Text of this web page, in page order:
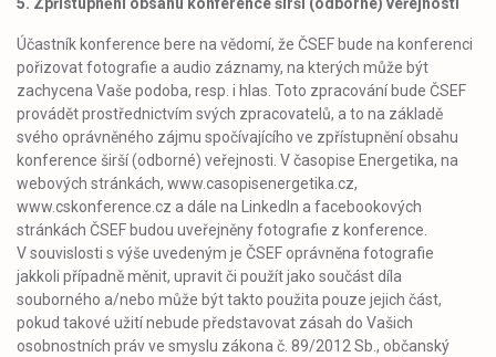
Účastník konference bere na vědomí, že ČSEF bude na konferenci
pořizovat fotografie a audio záznamy, na kterých může být
zachycena Vaše podoba, resp. i hlas. Toto zpracování bude ČSEF
provádět prostřednictvím svých zpracovatelů, a to na základě
svého oprávněného zájmu spočívajícího ve zpřístupnění obsahu
konference širší (odborné) veřejnosti. V časopise Energetika, na
webových stránkách, www.casopisenergetika.cz,
www.cskonference.cz a dále na LinkedIn a facebookových
stránkách ČSEF budou uveřejněny fotografie z konference.
V souvislosti s výše uvedeným je ČSEF oprávněna fotografie
jakkoli případně měnit, upravit či použít jako součást díla
souborného a/nebo může být takto použita pouze jejich část,
pokud takové užití nebude představovat zásah do Vašich
osobnostních práv ve smyslu zákona č. 89/2012 Sb., občanský